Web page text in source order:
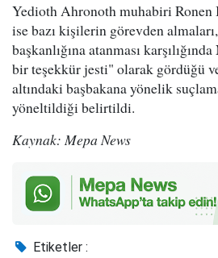
Yedioth Ahronoth muhabiri Ronen
ise bazı kişilerin görevden
başkanlığına atanması
bir teşekkür jesti" olarak gördüğü
altındaki başbakana yönelik
yöneltildiği belirtildi.
Kaynak: Mepa News
Etiketler :